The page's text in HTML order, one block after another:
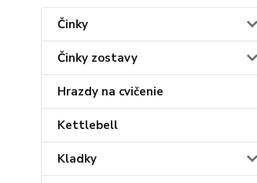
Činky
Činky zostavy
Hrazdy na cvičenie
Kettlebell
Kladky